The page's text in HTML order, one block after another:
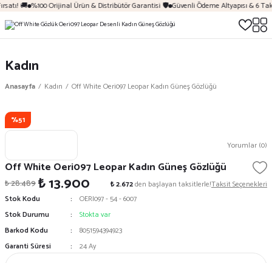
🚚 %100 Orijinal Ürün & Distribütör Garantisi 🛡️ Güvenli Ödeme Altyapısı & 6
Kadın
Anasayfa Kadın Off White Oeri097 Leopar Kadın Güneş Gözlüğü
%51
Yorumlar (0)
Off White Oeri097 Leopar Kadın Güneş Gözlüğü
₺ 28.489₺ 13.900 ₺ 2.672den başlayan taksitlerle!Taksit Seçenekleri
Stok Kodu
OERI097 - 54 - 6007
Stok Durumu
Stokta var
Barkod Kodu
8051594394923
Garanti Süresi
24 Ay